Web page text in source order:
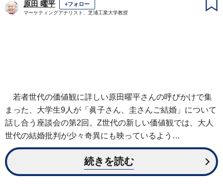
原田 曜平 +フォロー
マーケティングアナリスト、芝浦工業大学教授
若者世代の価値観に詳しい原田曜平さんの呼びかけで集
まった、大学生9人が「眞子さん、圭さんご結婚」について
話し合う座談会の第2回。Z世代の新しい価値観では、大人
世代の結婚批判が少々奇異にも映っているよう…
続きを読む